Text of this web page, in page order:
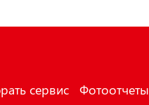
сервис Фотоотчеты